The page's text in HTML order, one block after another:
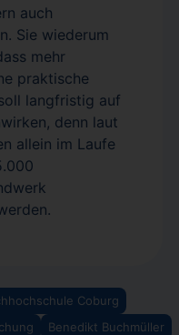
auch
Sie wiederum
mehr
praktische
langfristig auf
denn laut
allein im Laufe
Coburg
Benedikt Buchmüller